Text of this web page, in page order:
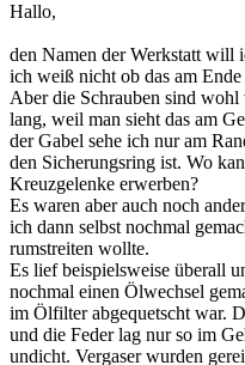
Hallo,
den Namen der Werkstatt will
ich weiß nicht ob das am
Aber die Schrauben sind
lang, weil man sieht das am
der Gabel sehe ich nur am
den Sicherungsring ist. Wo
Kreuzgelenke erwerben?
Es waren aber auch noch
ich dann selbst nochmal
rumstreiten wollte.
Es lief beispielsweise überall
nochmal einen Ölwechsel
im Ölfilter abgequetscht war.
und die Feder lag nur so im
undicht. Vergaser wurden